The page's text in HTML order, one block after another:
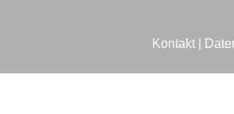
Kontakt|